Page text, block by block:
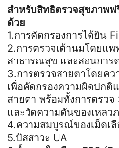
สำหรับสิทธิตรวจสุขภาพฟ
ด้วย
1.การคัดกรองการได้ยิน
2.การตรวจเต้านมโดยแ
สาธารณสุข และสอนการ
3.การตรวจสายตาโดยค
เพื่อคัดกรองความผิดปกติ
สายตา พร้อมทั้งการตรว
และวัดความดันของเหลว
4.ความสมบูรณ์ของเม็ดเลื
5.ปัสสาวะ UA